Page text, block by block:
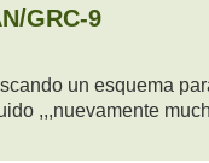
GRC-9
un esquema
,,,nuevamente